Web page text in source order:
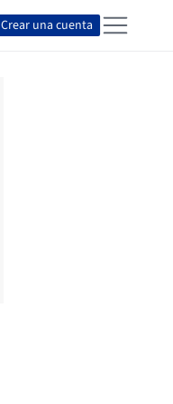
Crear una cuenta